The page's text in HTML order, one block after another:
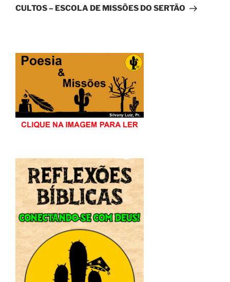
post
CULTOS – ESCOLA DE MISSÕES DO SERTÃO